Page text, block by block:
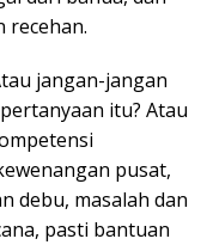
recehan.
jangan-jangan
itu? Atau
pusat,
debu, masalah dan
pasti bantuan